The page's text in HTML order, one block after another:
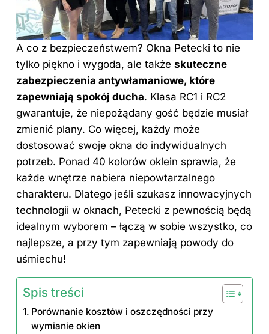
A co z bezpieczeństwem? Okna Petecki to nie
tylko piękno i wygoda, ale także skuteczne
zabezpieczenia antywłamaniowe, które
zapewniają spokój ducha. Klasa RC1 i RC2
gwarantuje, że niepożądany gość będzie musiał
zmienić plany. Co więcej, każdy może
dostosować swoje okna do indywidualnych
potrzeb. Ponad 40 kolorów oklein sprawia, że
każde wnętrze nabiera niepowtarzalnego
charakteru. Dlatego jeśli szukasz innowacyjnych
technologii w oknach, Petecki z pewnością będą
idealnym wyborem – łączą w sobie wszystko, co
najlepsze, a przy tym zapewniają powody do
uśmiechu!
Spis treści
Porównanie kosztów i oszczędności przy
wymianie okien